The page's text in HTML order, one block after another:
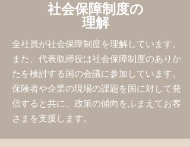
社会保障制度の
理解
​全社員が社会保障制度を理解しています。
また、代表取締役は社会保障制度のありか
たを検討する国の会議に参加しています。
保険者や企業の現場の課題を国に対して発
信すると共に、政策の傾向をふまえてお客
さまを支援します。